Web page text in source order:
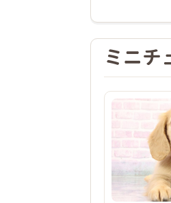
スタッフ
ＴＥＬ：
Coo＆
横浜市旭
第一種
ミニチ